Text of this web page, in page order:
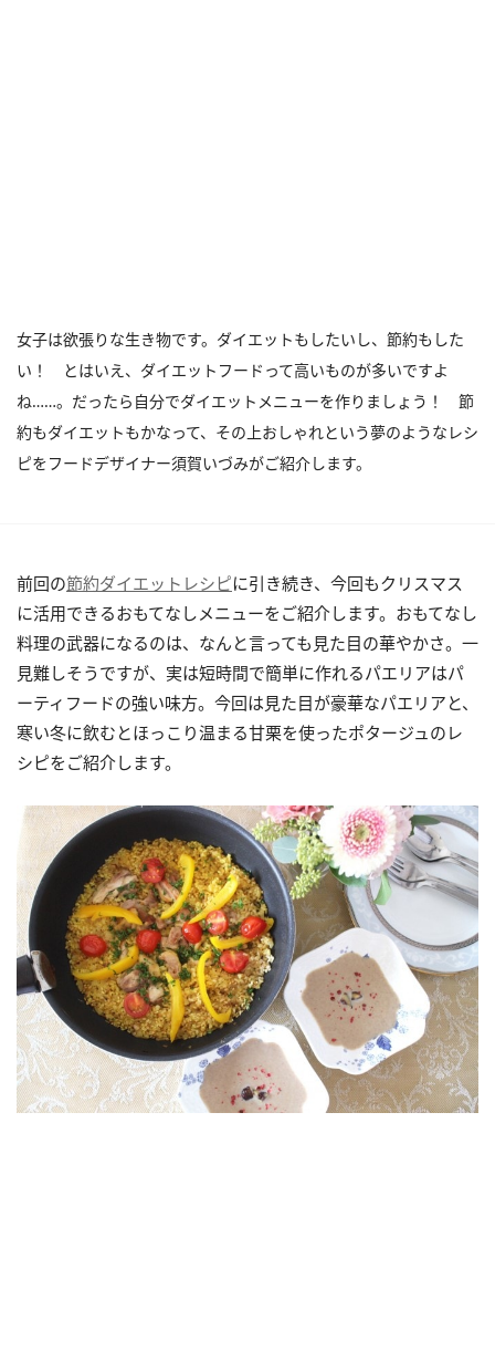
女子は欲張りな生き物です。ダイエットもしたいし、節約もした
い！ とはいえ、ダイエットフードって高いものが多いですよ
ね……。だったら自分でダイエットメニューを作りましょう！ 節
約もダイエットもかなって、その上おしゃれという夢のようなレシ
ピをフードデザイナー須賀いづみがご紹介します。
前回の節約ダイエットレシピに引き続き、今回もクリスマス
に活用できるおもてなしメニューをご紹介します。おもてなし
料理の武器になるのは、なんと言っても見た目の華やかさ。一
見難しそうですが、実は短時間で簡単に作れるパエリアはパ
ーティフードの強い味方。今回は見た目が豪華なパエリアと、
寒い冬に飲むとほっこり温まる甘栗を使ったポタージュのレ
シピをご紹介します。